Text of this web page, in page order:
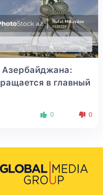
Азербайджана:
в главный
0 0